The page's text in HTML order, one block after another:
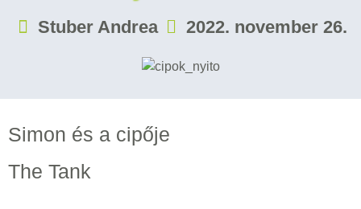
Stuber Andrea 2022. november 26.
Simon és a cipője
The Tank